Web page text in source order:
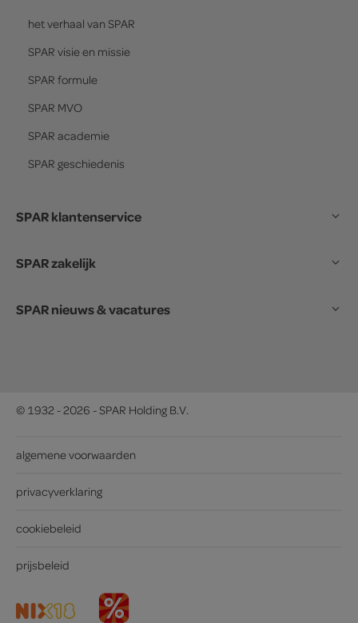
het verhaal van SPAR
SPAR visie en missie
SPAR formule
SPAR MVO
SPAR academie
SPAR geschiedenis
SPAR klantenservice
SPAR zakelijk
SPAR nieuws & vacatures
© 1932 - 2026 - SPAR Holding B.V.
algemene voorwaarden
privacyverklaring
cookiebeleid
prijsbeleid